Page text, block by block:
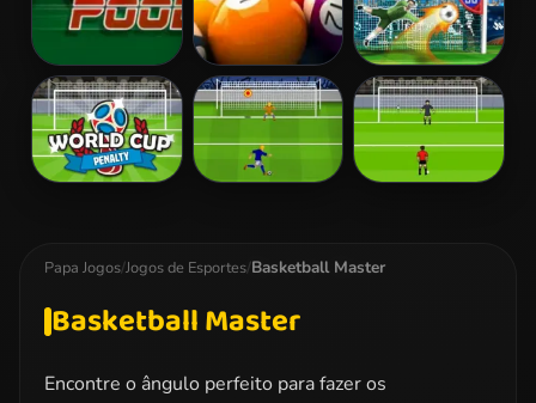
8 Ball Pool Speed Billiards 3D Free Kick
Papa Jogos/Jogos de Esportes/Basketball Master
Basketball Master
Encontre o ângulo perfeito para fazer os